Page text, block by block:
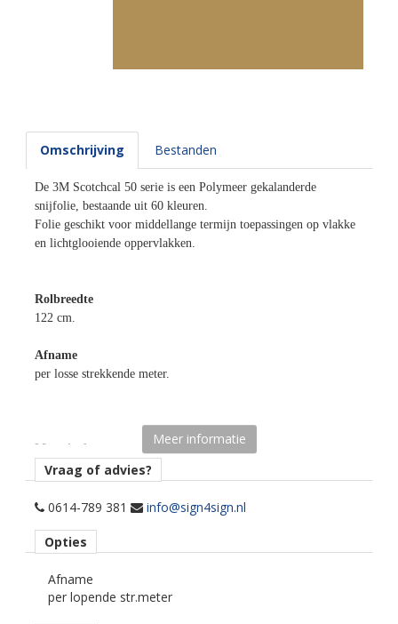
Omschrijving Bestanden
De 3M Scotchcal 50 serie is een Polymeer gekalanderde
snijfolie, bestaande uit 60 kleuren.
Folie geschikt voor middellange termijn toepassingen op vlakke
en lichtglooiende oppervlakken.
Rolbreedte
122 cm.
Afname
per losse strekkende meter.
Materiaaltype
opaak gekleurde snijfolie.
kenmerk belijming
vlak, licht gebogen.
Meer informatie
Vraag of advies?
0614-789 381 info@sign4sign.nl
Opties
Afname
per lopende str.meter